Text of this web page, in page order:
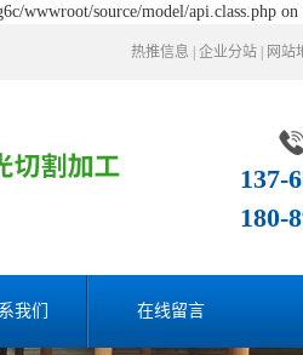
wwwroot/source/model/api.class.php
热推信息 企业分站 网站
137-
180-
我们 在线留言